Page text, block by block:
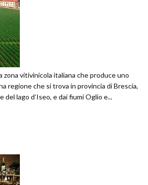
zona vitivinicola italiana che produce uno
regione che si trova in provincia di Brescia,
del lago d’Iseo, e dai fiumi Oglio e...